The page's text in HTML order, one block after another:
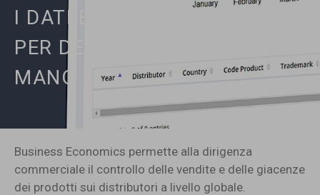
I DATI E LE INFORMAZIONI
PER DECIDERE, A PORTATA DI
MANO
Business Economics permette alla dirigenza
commerciale il controllo delle vendite e delle giacenze
dei prodotti sui distributori a livello globale.